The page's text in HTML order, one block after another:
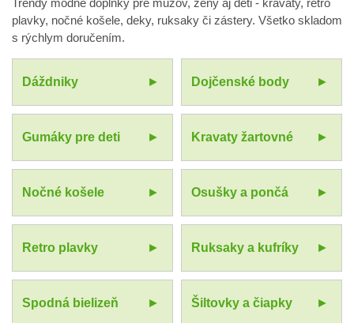
Trendy módne doplnky pre mužov, ženy aj deti - kravaty, retro
plavky, nočné košele, deky, ruksaky či zástery. Všetko skladom
s rýchlym doručením.
Dáždniky Dojčenské body
Gumáky pre deti Kravaty žartovné
Nočné košele Osušky a pončá
Retro plavky Ruksaky a kufríky
Spodná bielizeň Šiltovky a čiapky